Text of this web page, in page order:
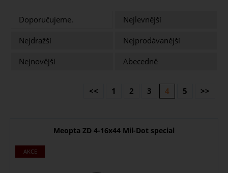
Doporučujeme.
Nejlevnější
Nejdražší
Nejprodávanější
Nejnovější
Abecedně
<< 1 2 3 4 5 >>
Meopta ZD 4-16x44 Mil-Dot special